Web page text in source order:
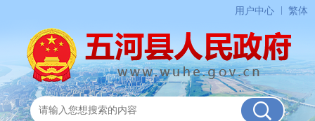
用户中心 繁体